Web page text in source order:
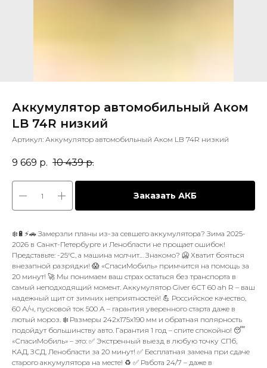
Аккумулятор автомобильный Аком
LB 74R низкий
Артикул: Аккумулятор автомобильный Аком LB 74R низкий
9 669 р. 10 439 р.
Заказать АКБ
❄️🔋⚡🚗 Замерзли планы из-за севшего аккумулятора? Зима 2025-
2026 в Санкт-Петербурге и Ленобласти не прощает ошибок!
Представьте: -25°C, а машина молчит… Знакомо? 🥶 Хватит бояться
внезапной разрядки! 😱 «СпасиМобиль» примчится на помощь за
20 минут! 🚀 Мы понимаем ваш страх остаться без транспорта в
самый неподходящий момент. Аккумулятор Giver 6СТ 60 ah R – ваш
надежный щит от зимних неприятностей! 💪 Российское качество,
60 А/ч, пусковой ток 500 А – гарантия уверенного старта даже в
лютый мороз. ❄️ Размеры 242x175x190 мм и обратная полярность
подойдут большинству авто. Гарантия 1 год – спите спокойно! 😴
«СпасиМобиль» – это: ✅ Экстренный выезд в любую точку СПб,
КАД, ЗСД, Ленобласти за 20 минут! ✅ Бесплатная замена при сдаче
старого аккумулятора на месте! ♻️ ✅ Работа 24/7 – даже в